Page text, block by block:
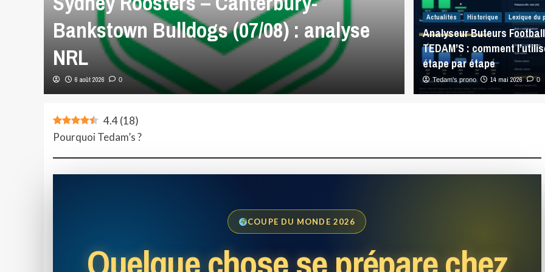
Bankstown Bulldogs (07/08) : analyse
NRL
6 août 2026 0
Analyses Match
Warriors –
analyse NRL
5 août 2026 0
Actualités Historique Lexique du
Analyseur Buteurs Football
TEDAM’S : comment
étape par étape
Tedam's prono 14 mai 2026 0
4.4 (18)
Pourquoi Tedam’s ?
COUPE DU MONDE 2026